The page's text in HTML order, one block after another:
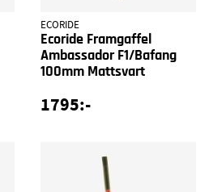
ECORIDE
Ecoride Framgaffel
Ambassador F1/Bafang
100mm Mattsvart
1795:-